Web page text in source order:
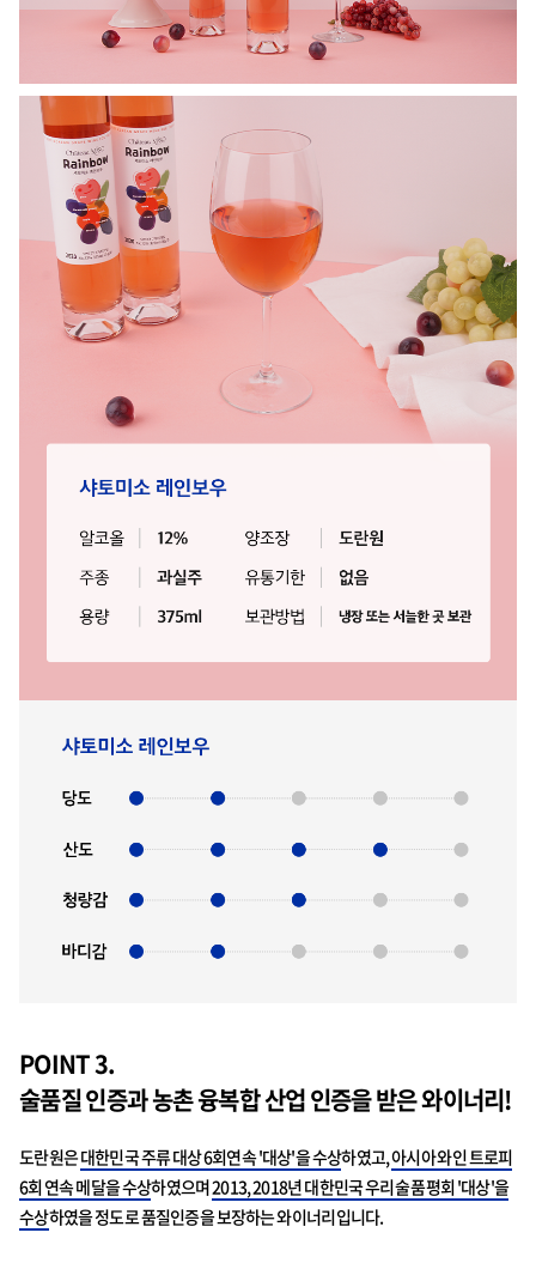
POINT 3.
술품질 인증과 농촌 융복합 산업 인증을 받은 와이너리!
도란원은대한민국 주류 대상 6회연속 '대상'을 수상하였고,아시아 와인 트로피
6회 연속 메달을 수상하였으며2013, 2018년 대한민국 우리술 품평회 '대상'을
수상하였을 정도로 품질인증을 보장하는 와이너리입니다.